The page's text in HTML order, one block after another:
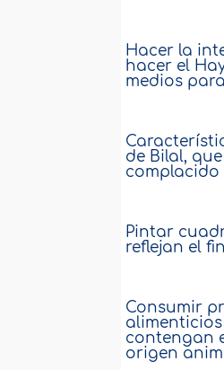
Hacer la
hacer el
medios
de Bilal,
complacido
Pintar
reflejan el
Consumir
contengan
origen